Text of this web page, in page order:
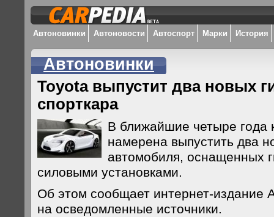
Автоновинки Автоновости Автоспорт Марки История
Автоновинки
Toyota выпустит два новых
спорткара
В ближайшие четыре года
намерена выпустить два
автомобиля, оснащенных
силовыми установками.
Об этом сообщает интернет-издание
на осведомленные источники.